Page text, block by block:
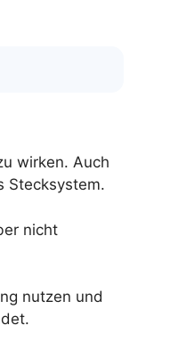
wirken. Auch
Stecksystem.
nicht
nutzen und